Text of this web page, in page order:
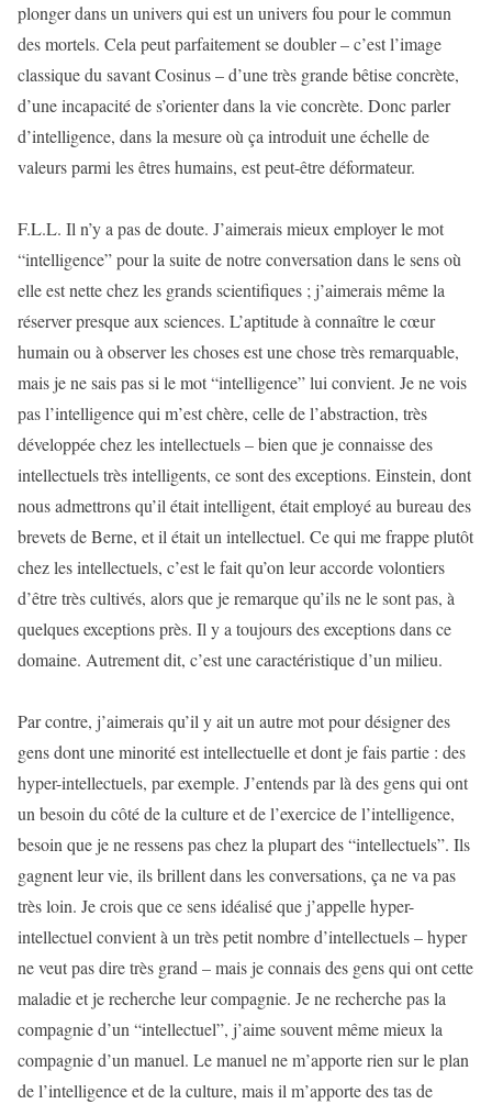
plonger dans un univers qui est un univers fou pour le commun
des mortels. Cela peut parfaitement se doubler – c’est l’image
classique du savant Cosinus – d’une très grande bêtise concrète,
d’une incapacité de s’orienter dans la vie concrète. Donc parler
d’intelligence, dans la mesure où ça introduit une échelle de
valeurs parmi les êtres humains, est peut-être déformateur.
F.L.L. Il n’y a pas de doute. J’aimerais mieux employer le mot
“intelligence” pour la suite de notre conversation dans le sens où
elle est nette chez les grands scientifiques ; j’aimerais même la
réserver presque aux sciences. L’aptitude à connaître le cœur
humain ou à observer les choses est une chose très remarquable,
mais je ne sais pas si le mot “intelligence” lui convient. Je ne vois
pas l’intelligence qui m’est chère, celle de l’abstraction, très
développée chez les intellectuels – bien que je connaisse des
intellectuels très intelligents, ce sont des exceptions. Einstein, dont
nous admettrons qu’il était intelligent, était employé au bureau des
brevets de Berne, et il était un intellectuel. Ce qui me frappe plutôt
chez les intellectuels, c’est le fait qu’on leur accorde volontiers
d’être très cultivés, alors que je remarque qu’ils ne le sont pas, à
quelques exceptions près. Il y a toujours des exceptions dans ce
domaine. Autrement dit, c’est une caractéristique d’un milieu.
Par contre, j’aimerais qu’il y ait un autre mot pour désigner des
gens dont une minorité est intellectuelle et dont je fais partie : des
hyper-intellectuels, par exemple. J’entends par là des gens qui ont
un besoin du côté de la culture et de l’exercice de l’intelligence,
besoin que je ne ressens pas chez la plupart des “intellectuels”. Ils
gagnent leur vie, ils brillent dans les conversations, ça ne va pas
très loin. Je crois que ce sens idéalisé que j’appelle hyper-
intellectuel convient à un très petit nombre d’intellectuels – hyper
ne veut pas dire très grand – mais je connais des gens qui ont cette
maladie et je recherche leur compagnie. Je ne recherche pas la
compagnie d’un “intellectuel”, j’aime souvent même mieux la
compagnie d’un manuel. Le manuel ne m’apporte rien sur le plan
de l’intelligence et de la culture, mais il m’apporte des tas de